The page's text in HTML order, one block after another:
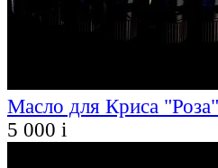
Масло для Криса
5 000 i